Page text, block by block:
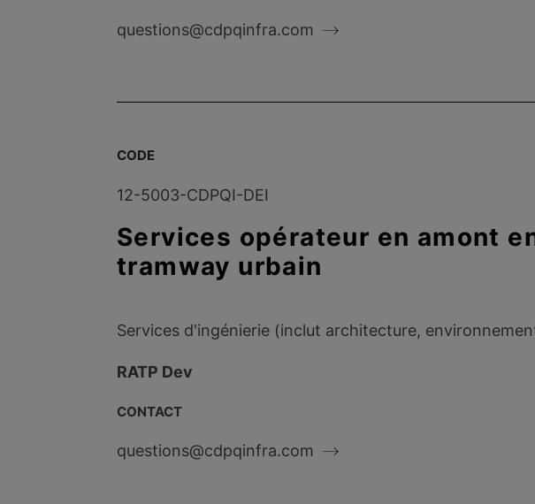
questions@cdpqinfra.com
CODE
12-5003-CDPQI-DEI
Services opérateur en amont
tramway urbain
Services d'ingénierie (inclut architecture,
RATP Dev
CONTACT
questions@cdpqinfra.com